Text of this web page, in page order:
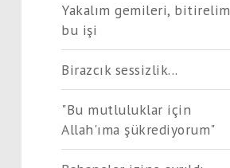
Yakalım gemileri, bitirelim
bu işi
Birazcık sessizlik...
"Bu mutluluklar için
Allah'ıma şükrediyorum"